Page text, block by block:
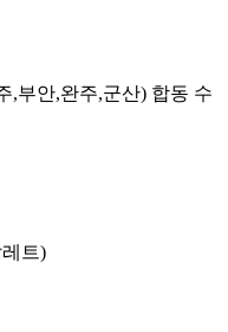
,부안,완주,군산) 합동 수
트)